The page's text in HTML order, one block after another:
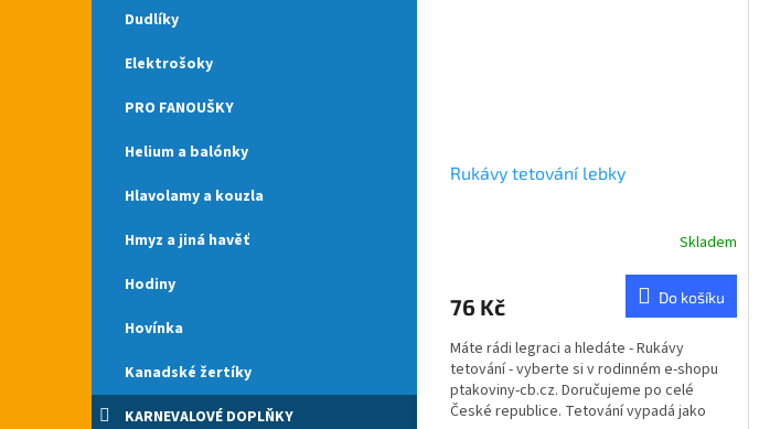
Dudlíky
Elektrošoky
PRO FANOUŠKY
Helium a balónky
Hlavolamy a kouzla
Hmyz a jiná havěť
Hodiny
Hovínka
Kanadské žertíky
KARNEVALOVÉ DOPLŇKY
Rukávy tetování lebky
je
z
5
hvězdiček.
Skladem
76 Kč Do košíku
Máte rádi legraci a hledáte - Rukávy
tetování - vyberte si v rodinném e-shopu
ptakoviny-cb.cz. Doručujeme po celé
České republice. Tetování vypadá jako